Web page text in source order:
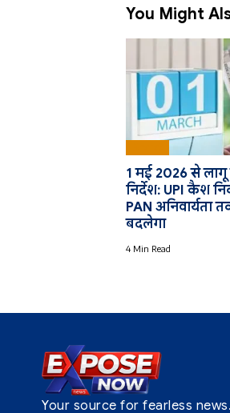
You Might
1 मई 2026 से
निर्देश: UPI कैश
PAN
बदलेगा
4 Min Read
Your source for fearless